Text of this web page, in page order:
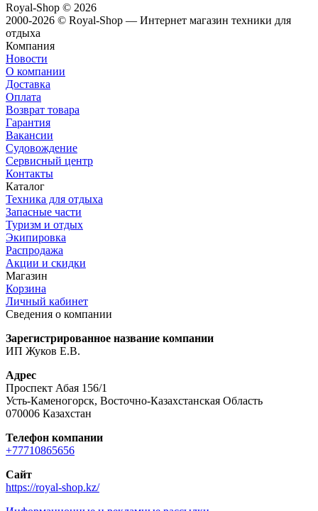
Royal-Shop © 2026
2000-2026 © Royal-Shop — Интернет магазин техники для
отдыха
Компания
Новости
О компании
Доставка
Оплата
Возврат товара
Гарантия
Вакансии
Судовождение
Сервисный центр
Контакты
Каталог
Техника для отдыха
Запасные части
Туризм и отдых
Экипировка
Распродажа
Акции и скидки
Магазин
Корзина
Личный кабинет
Сведения о компании
Зарегистрированное название компании
ИП Жуков Е.В.
Адрес
Проспект Абая 156/1
Усть-Каменогорск, Восточно-Казахстанская Область
070006 Казахстан
Телефон компании
+77710865656
Сайт
https://royal-shop.kz/